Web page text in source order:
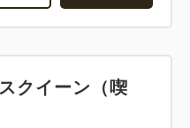
クイーン（喫